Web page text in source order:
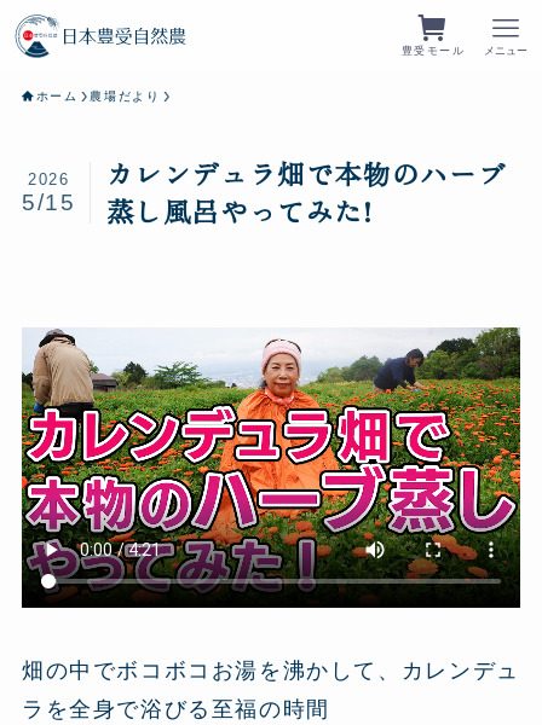
豊受モール メニュー
ホーム 農場だより
カレンデュラ畑で本物のハーブ
蒸し風呂やってみた!
2026
5/15
畑の中でボコボコお湯を沸かして、カレンデュ
ラを全身で浴びる至福の時間